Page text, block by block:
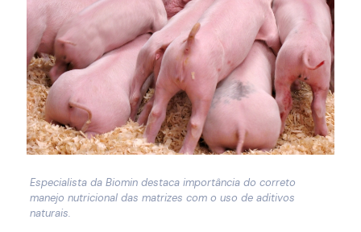
Especialista da Biomin destaca importância do correto
manejo nutricional das matrizes com o uso de aditivos
naturais.